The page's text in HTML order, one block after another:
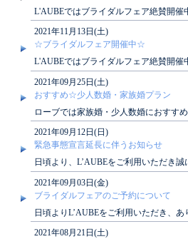
L'AUBEではブライダルフェア絶賛開催
日も開催しております！ぜひご見学にお
2021年11月13日(土)
☆ブライダルフェア開催中☆
L'AUBEではブライダルフェア絶賛開催
はもちろん、平日も開催しております！
お越..
2021年09月25日(土)
おすすめ☆少人数婚・家族婚プラン
ローブでは家族婚・少人数婚におすす
ざいます！アットホームな結婚式がした
す♪詳し..
2021年09月12日(日)
緊急事態宣言延長に伴うお知らせ
日頃より、L’AUBEをご利用いただき
城県からの緊急事態宣言延長の発令に伴
2021年09月03日(金)
ブライダルフェアのご予約について
日頃よりL’AUBEをご利用いただき、
ダルフェアのご予約・ご見学についてL’..
2021年08月21日(土)